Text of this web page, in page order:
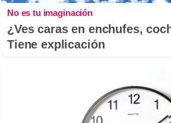
No es tu imaginación
¿Ves caras en enchufes,
Tiene explicación